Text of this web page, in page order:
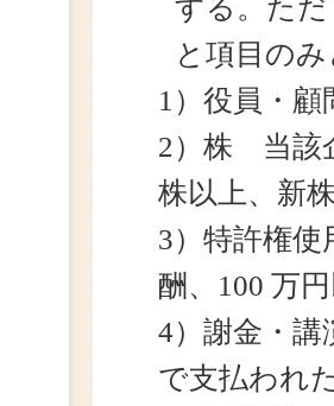
する。た
と項目の
1）役員・
2）株 当該
株以上、新
3）特許権
酬、100 万
4）謝金・
で支払われ